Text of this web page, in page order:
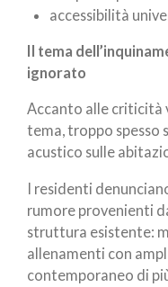
accessibilità
Il tema
ignorato
Accanto alle criticità
tema, troppo
acustico sulle
I residenti
rumore provenienti
struttura esistente:
allenamenti con
contemporaneo di